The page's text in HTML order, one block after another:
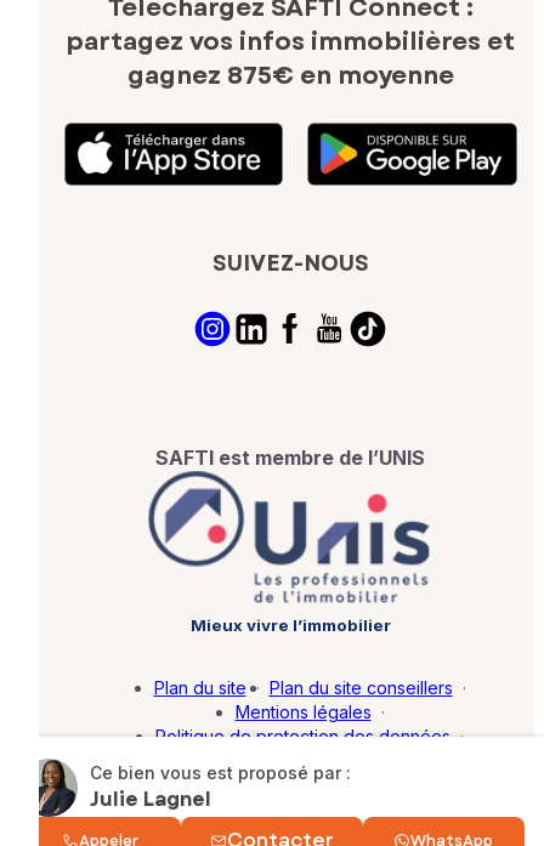
Ce bien vous est proposé par :
Julie Lagnel
Appeler WhatsApp
Téléchargez SAFTI Connect :
partagez vos infos immobilières et
gagnez 875€ en moyenne
SUIVEZ-NOUS
SAFTI est membre de l’UNIS
Mieux vivre l’immobilier
© SAFTI 2026. Tous droits réservés.
Plan du site · Plan du site conseillers ·
Mentions légales ·
Politique de protection des données ·